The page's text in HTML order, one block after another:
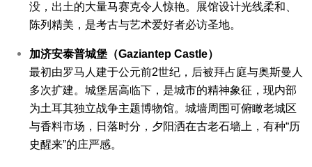
没，出土的大量马赛克令人惊艳。展馆设计光线柔和、
陈列精美，是考古与艺术爱好者必访圣地。
加济安泰普城堡（Gaziantep Castle）
最初由罗马人建于公元前2世纪，后被拜占庭与奥斯曼人
多次扩建。城堡居高临下，是城市的精神象征，现内部
为土耳其独立战争主题博物馆。 城墙周围可俯瞰老城区
与香料市场，日落时分，夕阳洒在古老石墙上，有种“历
史醒来”的庄严感。